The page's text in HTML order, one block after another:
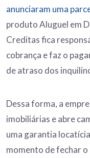
anunciaram uma
produto Aluguel em
Creditas fica
cobrança e faz o
de atraso dos
Dessa forma, a
imobiliárias e abre
uma garantia
momento de fechar